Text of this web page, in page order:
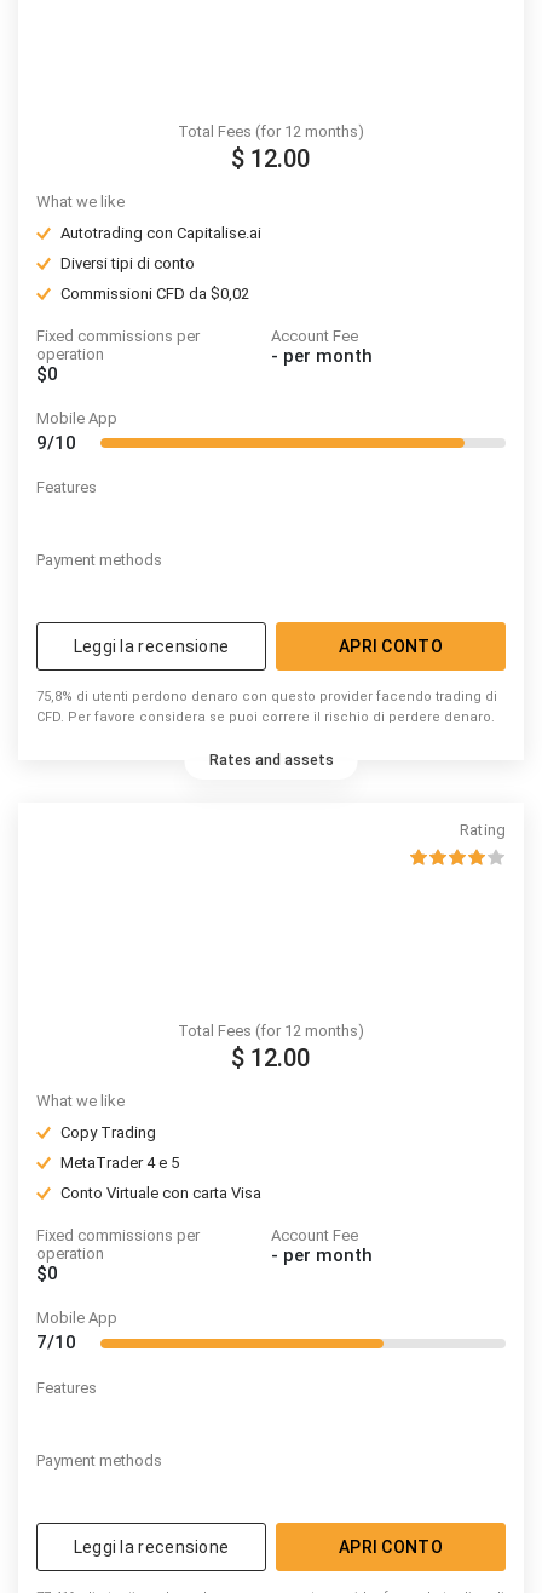
Total Fees (for 12 months)
$ 12.00
What we like
Autotrading con Capitalise.ai
Diversi tipi di conto
Commissioni CFD da $0,02
Fixed commissions per
operation
$0
Account Fee
- per month
Mobile App
9/10
Features
Payment methods
Leggi la recensione APRI CONTO
75,8% di utenti perdono denaro con questo provider facendo trading di
CFD. Per favore considera se puoi correre il rischio di perdere denaro.
Rates and assets
Rating
Total Fees (for 12 months)
$ 12.00
What we like
Copy Trading
MetaTrader 4 e 5
Conto Virtuale con carta Visa
Fixed commissions per
operation
$0
Account Fee
- per month
Mobile App
7/10
Features
Payment methods
Leggi la recensione APRI CONTO